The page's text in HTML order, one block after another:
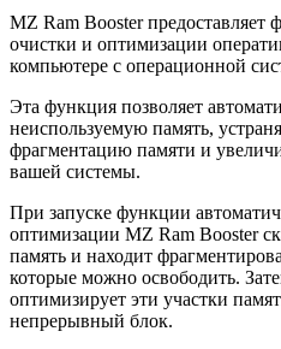
MZ Ram Booster предоставляет
очистки и оптимизации
компьютере с операционной
Эта функция позволяет
неиспользуемую память,
фрагментацию памяти и
вашей системы.
При запуске функции
оптимизации MZ Ram Booster
память и находит
которые можно освободить.
оптимизирует эти участки
непрерывный блок.